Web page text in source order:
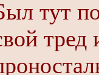
тут
тред